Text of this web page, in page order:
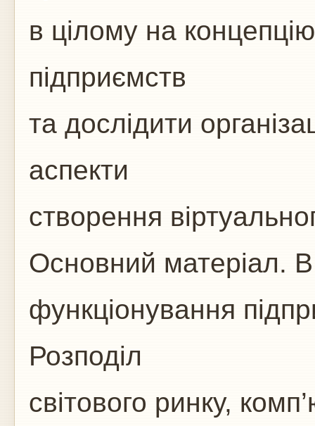
в цілому на
підприємств
та дослідити
аспекти
створення
Основний матеріал.
функціонування
Розподіл
світового ринку,